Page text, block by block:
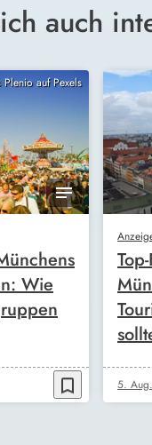
auch
Plenio auf Pexels
Wie
bookmark_border 5.